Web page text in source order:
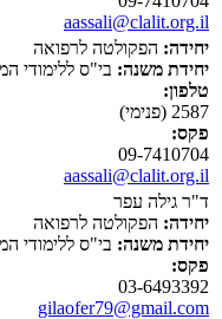
aassali@clalit.org.il
יחידה: הפקולטה לרפואה
יחידת משנה: בי"ס ללימודי
טלפון:
2587 (פנימי)
פקס:
09-7410704
aassali@clalit.org.il
ד"ר גילה עפר
יחידה: הפקולטה לרפואה
יחידת משנה: בי"ס ללימודי
פקס:
03-6493392
gilaofer79@gmail.com